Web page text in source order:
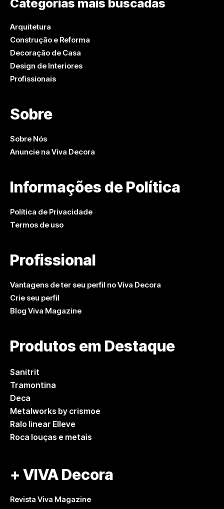
Categorias mais buscadas
Arquitetura
Construção e Reforma
Decoração de Casa
Design de Interiores
Profissionais
Sobre
Sobre Nós
Anuncie na Viva Decora
Informações de Política
Política de Privacidade
Termos de uso
Profissional
Vantagens de ter seu perfil no Viva Decora
Crie seu perfil
Blog Viva Magazine
Produtos em Destaque
Sanitrit
Tramontina
Deca
Metalworks by crismoe
Ralo linear Elleve
Roca louças e metais
+ VIVA Decora
Revista Viva Magazine